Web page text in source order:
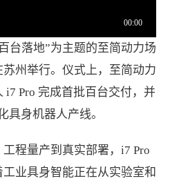
台落地”为主题的至简动力场
州举行。仪式上，至简动力
i7 Pro 完成首批百台交付，并
具身机器人产线。
程量产到真实部署，i7 Pro
业具身智能正在从实验室和